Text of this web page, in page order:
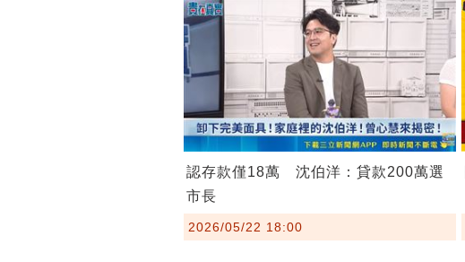
認存款僅18萬 沈伯洋：貸款200萬選
市長
2026/05/22 18:00